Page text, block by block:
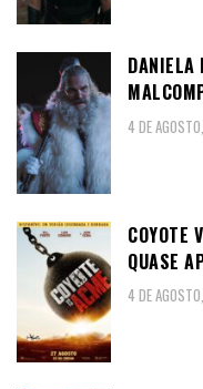
DANIELA
4 DE
COYOTE
QUASE
4 DE